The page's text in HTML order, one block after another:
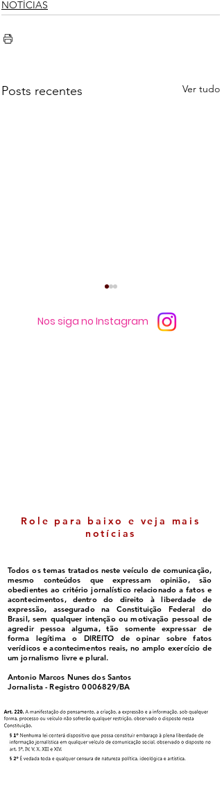
NOTÍCIAS
Posts recentes Ver tudo
Nos siga no Instagram
Role para baixo e veja mais
notícias
Todos os temas tratados neste veículo de comunicação,
mesmo conteúdos que expressam opinião, são
obedientes ao critério jornalístico relacionado a fatos e
acontecimentos, dentro do direito à liberdade de
expressão, assegurado na Constituição Federal do
Brasil, sem qualquer intenção ou motivação pessoal de
agredir pessoa alguma, tão somente expressar de
forma legítima o DIREITO de opinar sobre fatos
verídicos e acontecimentos reais, no amplo exercício de
um jornalismo livre e plural.
Antonio Marcos Nunes dos Santos
Jornalista - Registro0006829/BA